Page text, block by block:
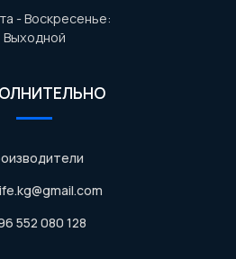
- Воскресенье:
Выходной
552 080 128